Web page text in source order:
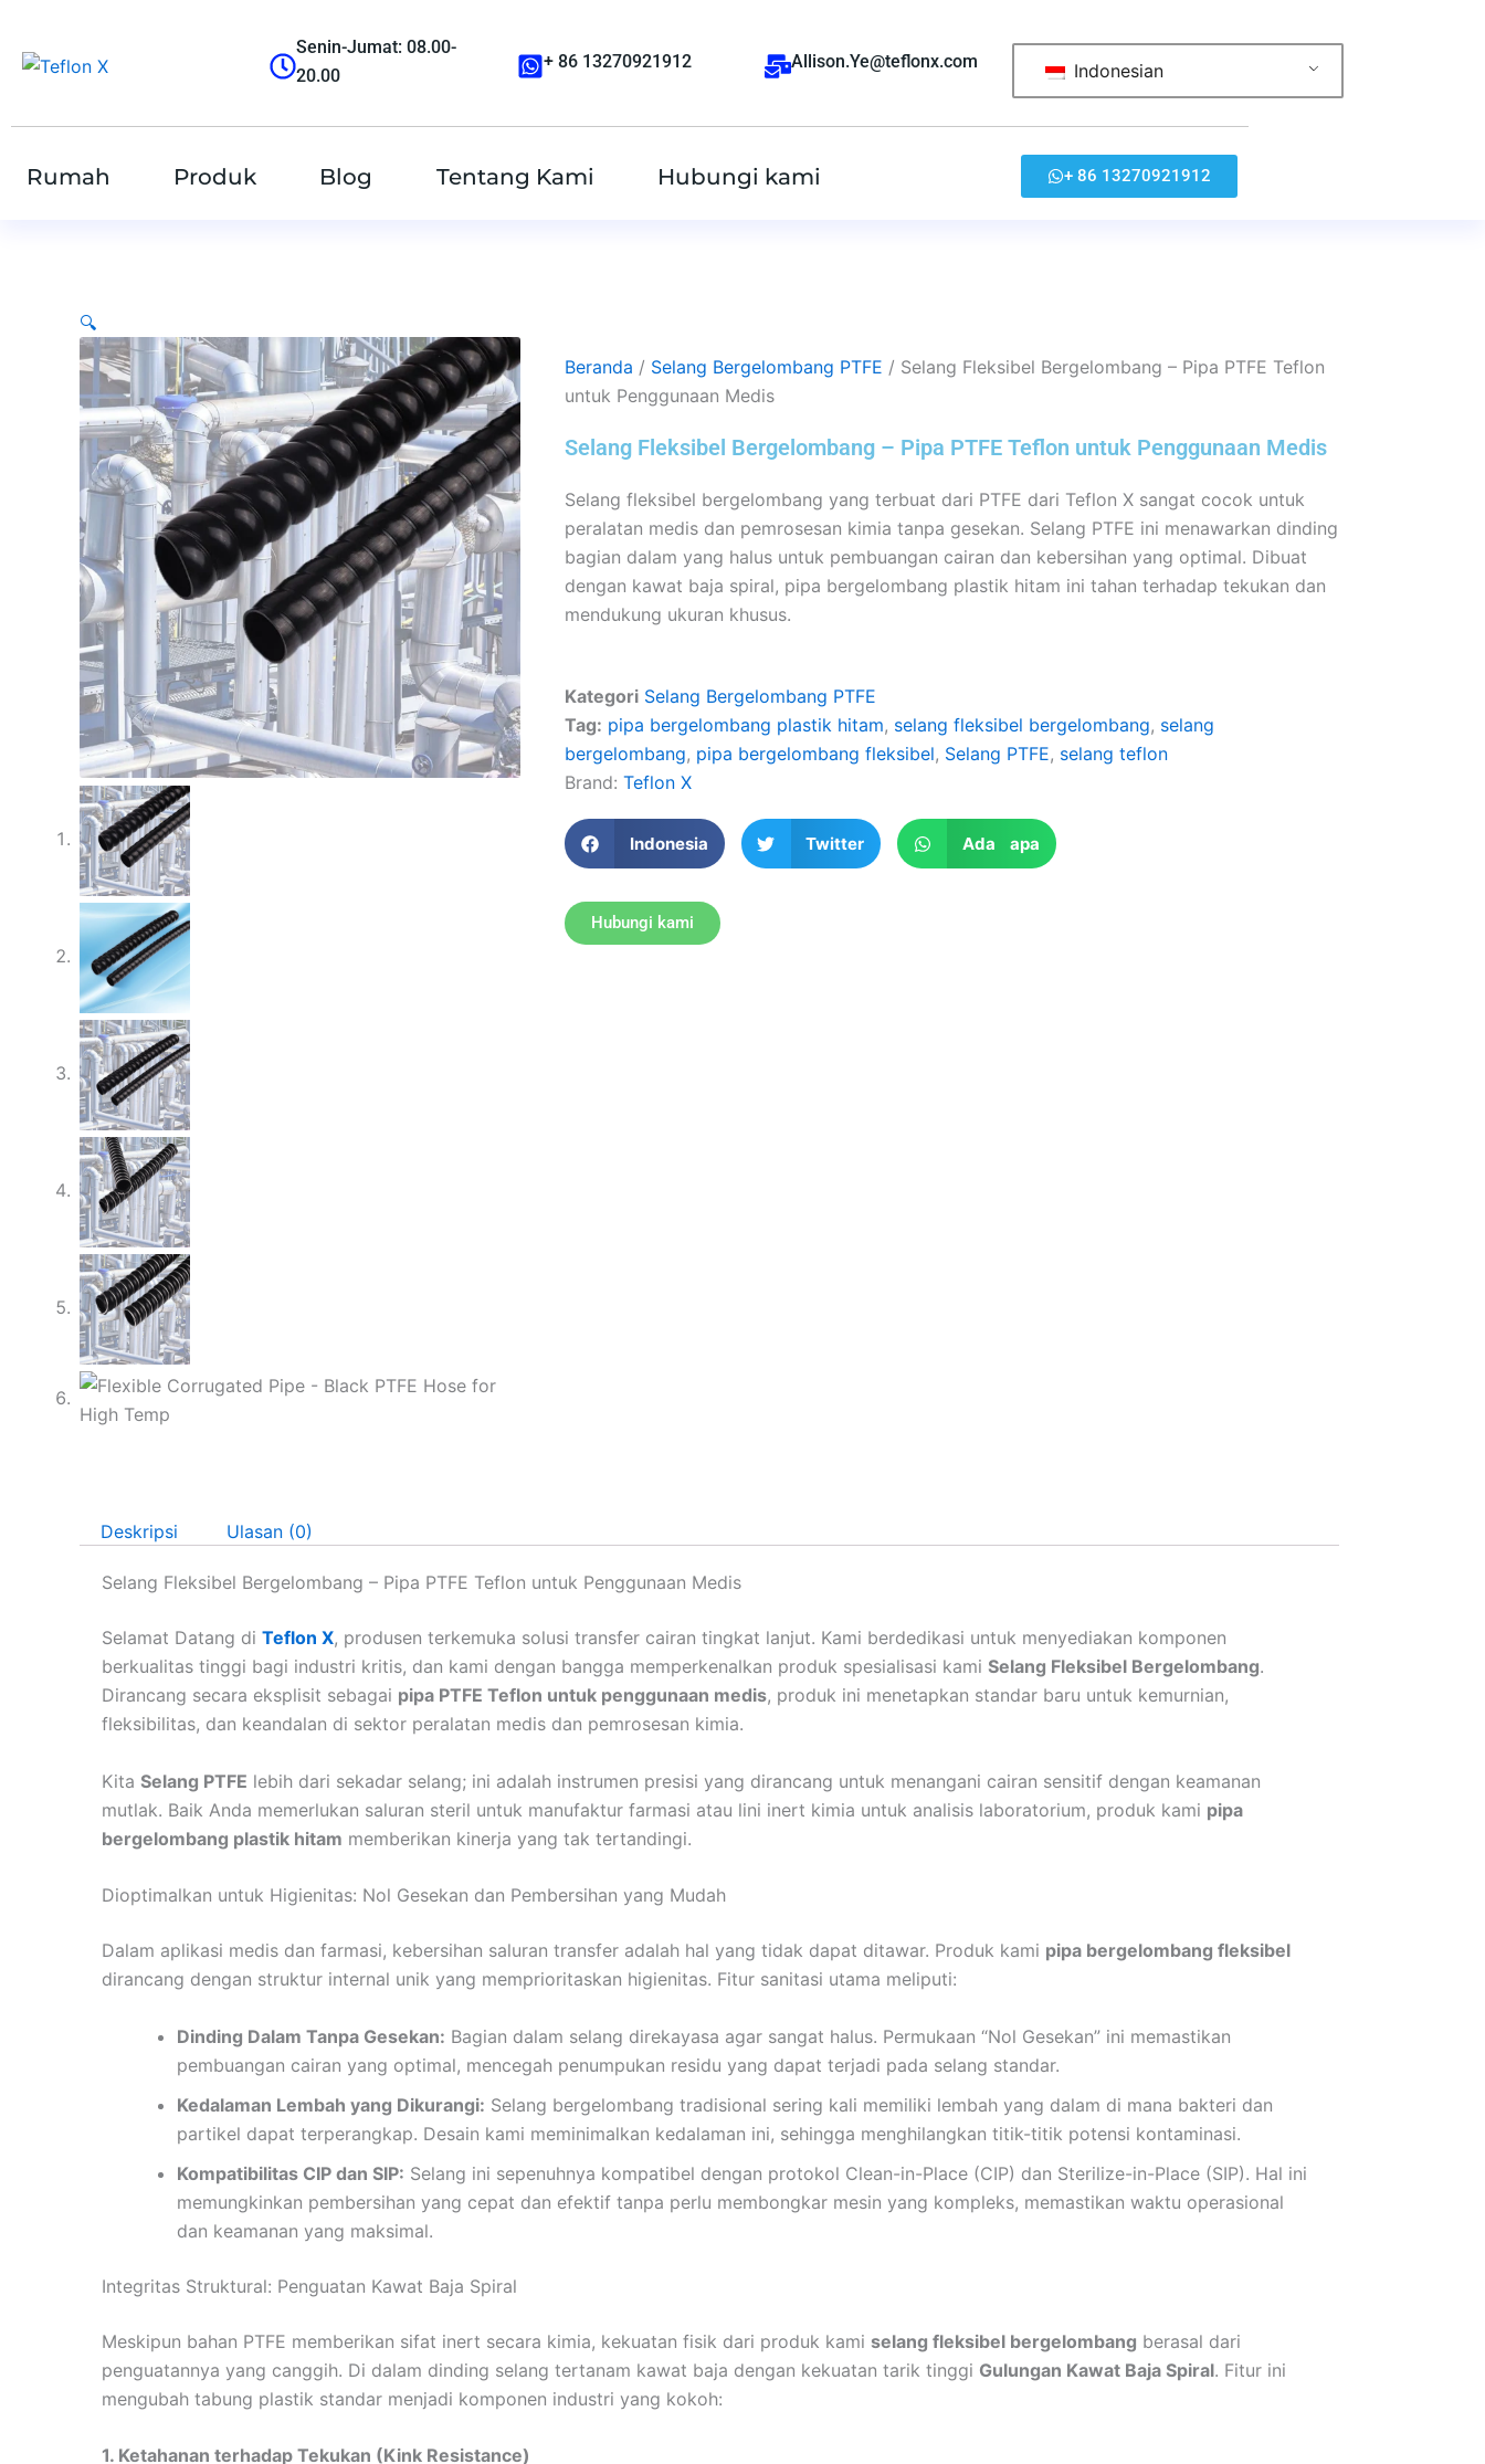
Senin-Jumat: 08.00-
20.00
+ 86 13270921912 Allison.Ye@teflonx.com Indonesian
Rumah Produk Blog Tentang Kami Hubungi kami + 86 13270921912
🔍
Beranda / Selang Bergelombang PTFE / Selang Fleksibel Bergelombang – Pipa PTFE Teflon
untuk Penggunaan Medis
Selang Fleksibel Bergelombang – Pipa PTFE Teflon untuk Penggunaan Medis
Selang fleksibel bergelombang yang terbuat dari PTFE dari Teflon X sangat cocok untuk
peralatan medis dan pemrosesan kimia tanpa gesekan. Selang PTFE ini menawarkan dinding
bagian dalam yang halus untuk pembuangan cairan dan kebersihan yang optimal. Dibuat
dengan kawat baja spiral, pipa bergelombang plastik hitam ini tahan terhadap tekukan dan
mendukung ukuran khusus.
Kategori Selang Bergelombang PTFE
Tag: pipa bergelombang plastik hitam, selang fleksibel bergelombang, selang
bergelombang, pipa bergelombang fleksibel, Selang PTFE, selang teflon
Brand: Teflon X
Indonesia Twitter Ada apa
Hubungi kami
Deskripsi Ulasan (0)
Selang Fleksibel Bergelombang – Pipa PTFE Teflon untuk Penggunaan Medis
Selamat Datang di Teflon X, produsen terkemuka solusi transfer cairan tingkat lanjut. Kami berdedikasi untuk menyediakan komponen
berkualitas tinggi bagi industri kritis, dan kami dengan bangga memperkenalkan produk spesialisasi kami Selang Fleksibel Bergelombang.
Dirancang secara eksplisit sebagai pipa PTFE Teflon untuk penggunaan medis, produk ini menetapkan standar baru untuk kemurnian,
fleksibilitas, dan keandalan di sektor peralatan medis dan pemrosesan kimia.
Kita Selang PTFE lebih dari sekadar selang; ini adalah instrumen presisi yang dirancang untuk menangani cairan sensitif dengan keamanan
mutlak. Baik Anda memerlukan saluran steril untuk manufaktur farmasi atau lini inert kimia untuk analisis laboratorium, produk kami pipa
bergelombang plastik hitam memberikan kinerja yang tak tertandingi.
Dioptimalkan untuk Higienitas: Nol Gesekan dan Pembersihan yang Mudah
Dalam aplikasi medis dan farmasi, kebersihan saluran transfer adalah hal yang tidak dapat ditawar. Produk kami pipa bergelombang fleksibel
dirancang dengan struktur internal unik yang memprioritaskan higienitas. Fitur sanitasi utama meliputi:
Dinding Dalam Tanpa Gesekan: Bagian dalam selang direkayasa agar sangat halus. Permukaan “Nol Gesekan” ini memastikan
pembuangan cairan yang optimal, mencegah penumpukan residu yang dapat terjadi pada selang standar.
Kedalaman Lembah yang Dikurangi: Selang bergelombang tradisional sering kali memiliki lembah yang dalam di mana bakteri dan
partikel dapat terperangkap. Desain kami meminimalkan kedalaman ini, sehingga menghilangkan titik-titik potensi kontaminasi.
Kompatibilitas CIP dan SIP: Selang ini sepenuhnya kompatibel dengan protokol Clean-in-Place (CIP) dan Sterilize-in-Place (SIP). Hal ini
memungkinkan pembersihan yang cepat dan efektif tanpa perlu membongkar mesin yang kompleks, memastikan waktu operasional
dan keamanan yang maksimal.
Integritas Struktural: Penguatan Kawat Baja Spiral
Meskipun bahan PTFE memberikan sifat inert secara kimia, kekuatan fisik dari produk kami selang fleksibel bergelombang berasal dari
penguatannya yang canggih. Di dalam dinding selang tertanam kawat baja dengan kekuatan tarik tinggi Gulungan Kawat Baja Spiral. Fitur ini
mengubah tabung plastik standar menjadi komponen industri yang kokoh:
1. Ketahanan terhadap Tekukan (Kink Resistance)